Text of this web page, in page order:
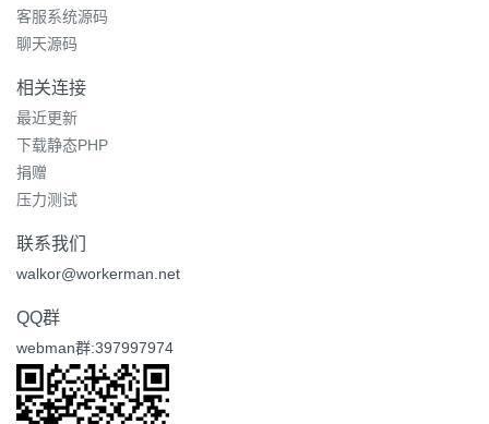
客服系统源码
聊天源码
相关连接
最近更新
下载静态PHP
捐赠
压力测试
联系我们
walkor@workerman.net
QQ群
webman群:397997974